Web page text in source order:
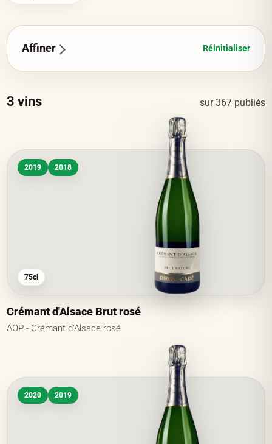
Affiner Réinitialiser
3 vins sur367 publiés
2019 2018
75cl
Crémant d'Alsace Brut rosé
AOP - Crémant d'Alsace rosé
2020 2019